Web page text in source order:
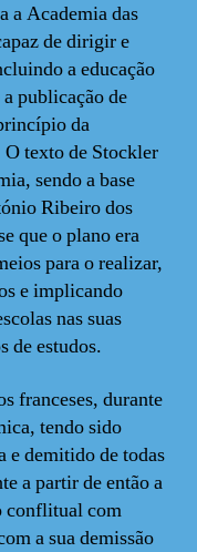
a Academia das
de dirigir e
a educação
publicação de
da
texto de Stockler
sendo a base
Ribeiro dos
que o plano era
para o realizar,
e implicando
nas suas
de estudos.
franceses, durante
tendo sido
e demitido de todas
a partir de então a
conflitual com
a sua demissão